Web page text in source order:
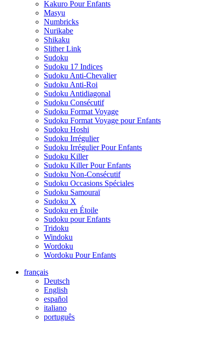
Kakuro Pour Enfants
Masyu
Numbricks
Nurikabe
Shikaku
Slither Link
Sudoku
Sudoku 17 Indices
Sudoku Anti-Chevalier
Sudoku Anti-Roi
Sudoku Antidiagonal
Sudoku Consécutif
Sudoku Format Voyage
Sudoku Format Voyage pour Enfants
Sudoku Hoshi
Sudoku Irrégulier
Sudoku Irrégulier Pour Enfants
Sudoku Killer
Sudoku Killer Pour Enfants
Sudoku Non-Consécutif
Sudoku Occasions Spéciales
Sudoku Samouraï
Sudoku X
Sudoku en Étoile
Sudoku pour Enfants
Tridoku
Windoku
Wordoku
Wordoku Pour Enfants
français
Deutsch
English
español
italiano
português